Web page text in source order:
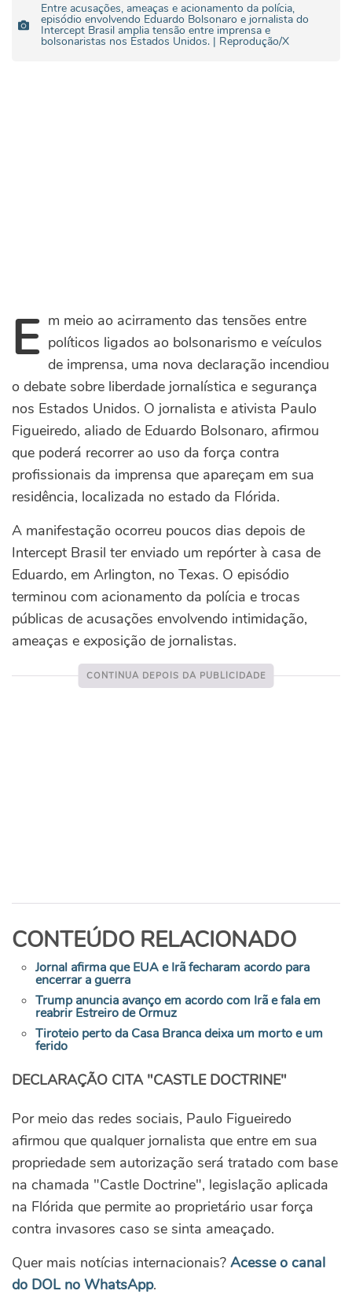
Entre acusações, ameaças e acionamento da polícia,
episódio envolvendo Eduardo Bolsonaro e jornalista do
Intercept Brasil amplia tensão entre imprensa e
bolsonaristas nos Estados Unidos. | Reprodução/X
E m meio ao acirramento das tensões entre
políticos ligados ao bolsonarismo e veículos
de imprensa, uma nova declaração incendiou
o debate sobre liberdade jornalística e segurança
nos Estados Unidos. O jornalista e ativista Paulo
Figueiredo, aliado de Eduardo Bolsonaro, afirmou
que poderá recorrer ao uso da força contra
profissionais da imprensa que apareçam em sua
residência, localizada no estado da Flórida.
A manifestação ocorreu poucos dias depois de
Intercept Brasil ter enviado um repórter à casa de
Eduardo, em Arlington, no Texas. O episódio
terminou com acionamento da polícia e trocas
públicas de acusações envolvendo intimidação,
ameaças e exposição de jornalistas.
CONTEÚDO RELACIONADO
Jornal afirma que EUA e Irã fecharam acordo para
encerrar a guerra
Trump anuncia avanço em acordo com Irã e fala em
reabrir Estreiro de Ormuz
Tiroteio perto da Casa Branca deixa um morto e um
ferido
DECLARAÇÃO CITA "CASTLE DOCTRINE"
Por meio das redes sociais, Paulo Figueiredo
afirmou que qualquer jornalista que entre em sua
propriedade sem autorização será tratado com base
na chamada "Castle Doctrine", legislação aplicada
na Flórida que permite ao proprietário usar força
contra invasores caso se sinta ameaçado.
Quer mais notícias internacionais? Acesse o canal
do DOL no WhatsApp.